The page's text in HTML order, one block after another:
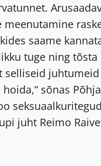
meenutamine
saame
tuge ning
selliseid
sõnas
juht Reimo